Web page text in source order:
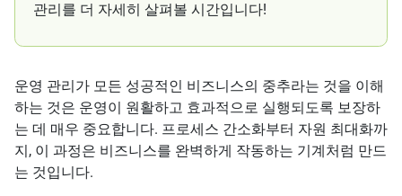
관리를 더 자세히 살펴볼 시간입니다!
운영 관리가 모든 성공적인 비즈니스의 중추라는 것을 이해
하는 것은 운영이 원활하고 효과적으로 실행되도록 보장하
는 데 매우 중요합니다. 프로세스 간소화부터 자원 최대화까
지, 이 과정은 비즈니스를 완벽하게 작동하는 기계처럼 만드
는 것입니다.